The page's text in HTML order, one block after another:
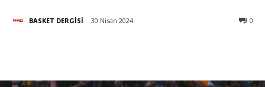
BASKET DERGİSİ 30 Nisan 2024 0